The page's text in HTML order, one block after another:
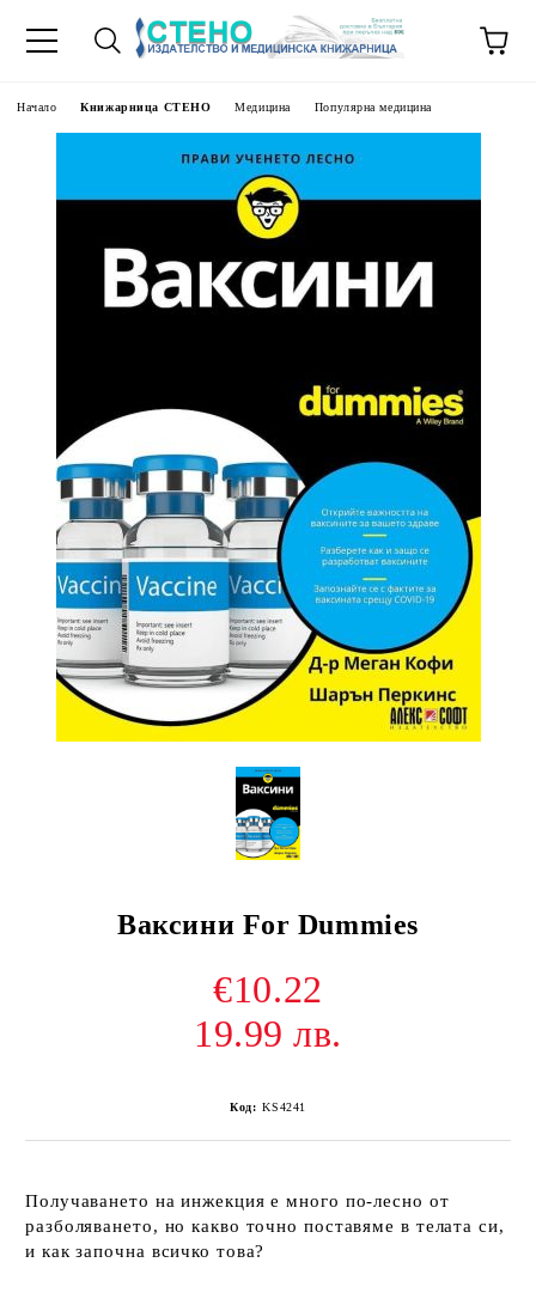
Начало Книжарница СТЕНО Медицина Популярна медицина
Ваксини For Dummies
€10.22
19.99 лв.
Код: KS4241
Получаването на инжекция е много по-лесно от
разболяването, но какво точно поставяме в телата си,
и как започна всичко това?